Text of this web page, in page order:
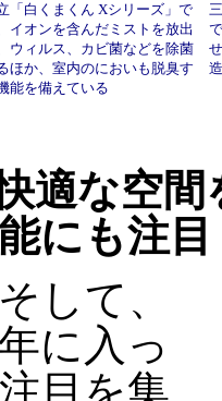
「白くまくん Xシリーズ」で
イオンを含んだミストを放出
ウィルス、カビ菌などを除菌
ほか、室内のにおいも脱臭す
能を備えている
適な空間
にも注目
して、
に入っ
目を集